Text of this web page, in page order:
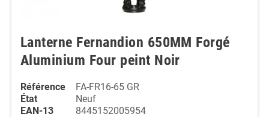
Lanterne Fernandion 650MM Forgé
Aluminium Four peint Noir
Référence
FA-FR16-65 GR
État
Neuf
EAN-13
8445152005954